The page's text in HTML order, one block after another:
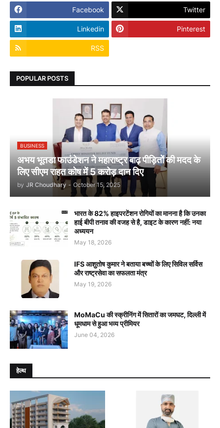
Facebook Twitter
Linkedin Pinterest
RSS
POPULAR POSTS
BUSINESS
अभय भूतडा फाउंडेशन ने महाराष्ट्र बाढ़ पीड़ितों की मदद के
लिए सीएम राहत कोष में 5 करोड़ दान दिए
by JR Choudhary - October 15, 2025
भारत के 82% हाइपरटेंशन रोगियों का मानना है कि उनका
हाई बीपी तनाव की वजह से है, डाइट के कारण नहीं: नया
अध्ययन
May 18, 2026
IFS आशुतोष कुमार ने बताया बच्चों के लिए सिविल सर्विस
और राष्ट्रसेवा का सफलता मंत्र
May 19, 2026
MoMaCu की स्क्रीनिंग में सितारों का जमघट, दिल्ली में
धूमधाम से हुआ भव्य प्रीमियर
June 04, 2026
हेल्थ